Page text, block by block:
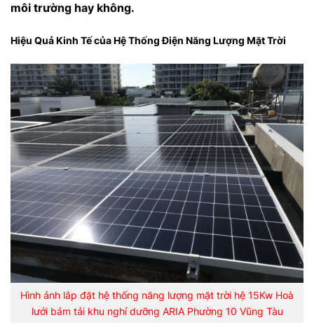
môi trường hay không.
Hiệu Quả Kinh Tế của Hệ Thống Điện Năng Lượng Mặt Trời
Hình ảnh lắp đặt hệ thống năng lượng mặt trời hệ 15Kw Hoà
lưới bám tải khu nghỉ dưỡng ARIA Phường 10 Vũng Tàu